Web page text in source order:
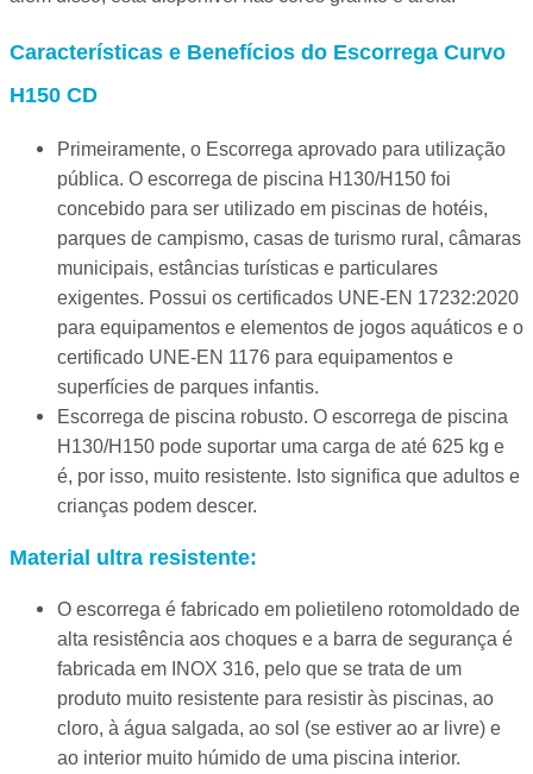
Características e Benefícios do Escorrega Curvo
H150 CD
Primeiramente, o Escorrega aprovado para utilização
pública. O escorrega de piscina H130/H150 foi
concebido para ser utilizado em piscinas de hotéis,
parques de campismo, casas de turismo rural, câmaras
municipais, estâncias turísticas e particulares
exigentes. Possui os certificados UNE-EN 17232:2020
para equipamentos e elementos de jogos aquáticos e o
certificado UNE-EN 1176 para equipamentos e
superfícies de parques infantis.
Escorrega de piscina robusto. O escorrega de piscina
H130/H150 pode suportar uma carga de até 625 kg e
é, por isso, muito resistente. Isto significa que adultos e
crianças podem descer.
Material ultra resistente:
O escorrega é fabricado em polietileno rotomoldado de
alta resistência aos choques e a barra de segurança é
fabricada em INOX 316, pelo que se trata de um
produto muito resistente para resistir às piscinas, ao
cloro, à água salgada, ao sol (se estiver ao ar livre) e
ao interior muito húmido de uma piscina interior.